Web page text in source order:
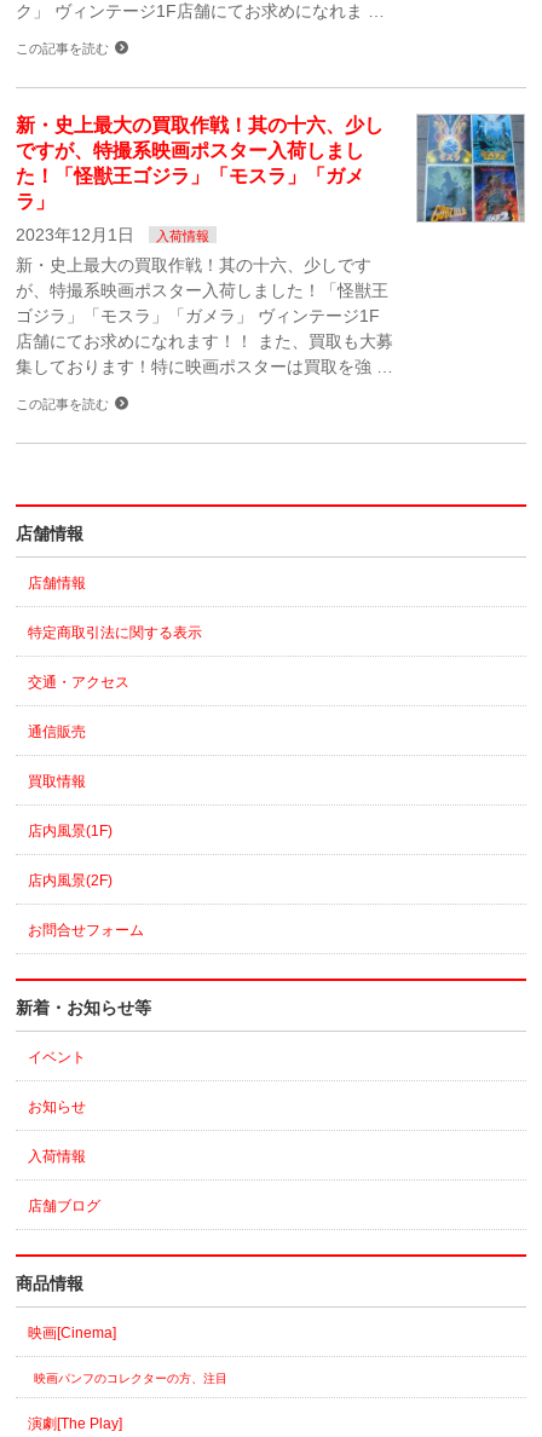
ク」 ヴィンテージ1F店舗にてお求めになれま …
この記事を読む
新・史上最大の買取作戦！其の十六、少し
ですが、特撮系映画ポスター入荷しまし
た！「怪獣王ゴジラ」「モスラ」「ガメ
ラ」
2023年12月1日 入荷情報
新・史上最大の買取作戦！其の十六、少しです
が、特撮系映画ポスター入荷しました！「怪獣王
ゴジラ」「モスラ」「ガメラ」 ヴィンテージ1F
店舗にてお求めになれます！！ また、買取も大募
集しております！特に映画ポスターは買取を強 …
この記事を読む
店舗情報
店舗情報
特定商取引法に関する表示
交通・アクセス
通信販売
買取情報
店内風景(1F)
店内風景(2F)
お問合せフォーム
新着・お知らせ等
イベント
お知らせ
入荷情報
店舗ブログ
商品情報
映画[Cinema]
映画パンフのコレクターの方、注目
演劇[The Play]